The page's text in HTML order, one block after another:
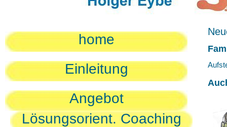
home
Einleitung
Angebot
Lösungsorient. Coaching